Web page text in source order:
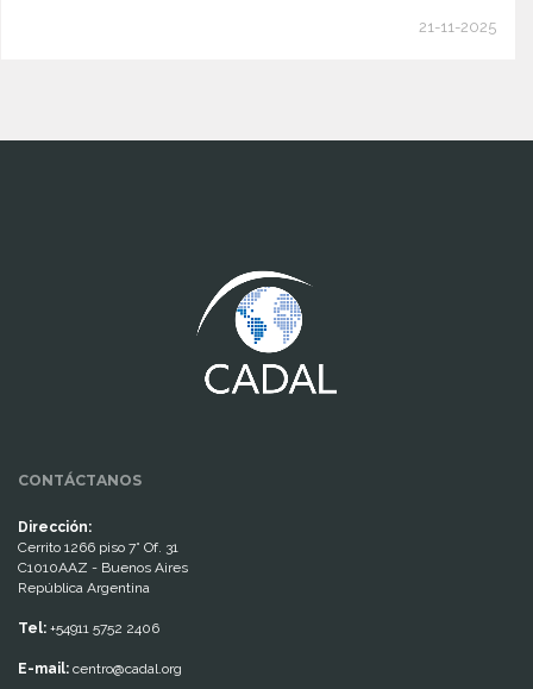
21-11-2025
CONTÁCTANOS
Dirección:
Cerrito 1266 piso 7° Of. 31
C1010AAZ - Buenos Aires
República Argentina
Tel: +54911 5752 2406
E-mail: centro@cadal.org